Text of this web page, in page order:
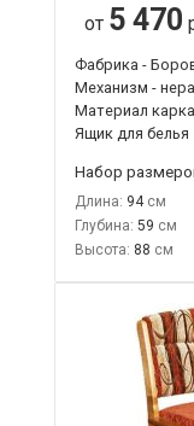
от 5 470
Фабрика -
Механизм -
Материал
Ящик для белья
Набор
Длина: 94
Глубина: 59
Высота: 88